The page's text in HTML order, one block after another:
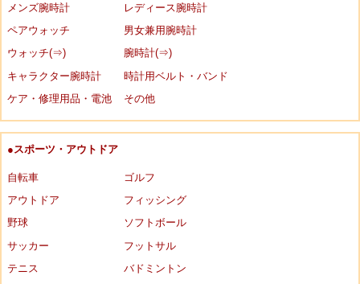
メンズ腕時計
レディース腕時計
ペアウォッチ
男女兼用腕時計
ウォッチ(⇒)
腕時計(⇒)
キャラクター腕時計
時計用ベルト・バンド
ケア・修理用品・電池
その他
●スポーツ・アウトドア
自転車
ゴルフ
アウトドア
フィッシング
野球
ソフトボール
サッカー
フットサル
テニス
バドミントン